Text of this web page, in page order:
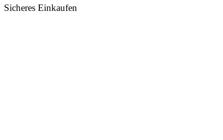
Sicheres Einkaufen